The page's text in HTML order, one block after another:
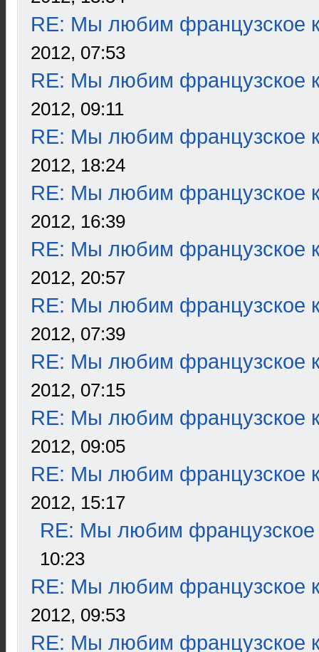
RE: Мы любим французское
2012, 07:53
RE: Мы любим французское
2012, 09:11
RE: Мы любим французское
2012, 18:24
RE: Мы любим французское
2012, 16:39
RE: Мы любим французское
2012, 20:57
RE: Мы любим французское
2012, 07:39
RE: Мы любим французское
2012, 07:15
RE: Мы любим французское
2012, 09:05
RE: Мы любим французское
2012, 15:17
RE: Мы любим французское
10:23
RE: Мы любим французское
2012, 09:53
RE: Мы любим французское